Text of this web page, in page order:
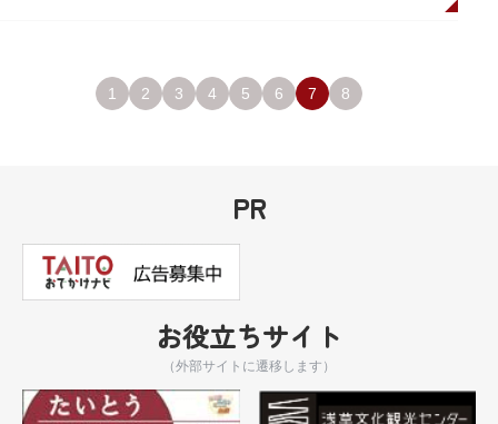
1 2 3 4 5 6 7 8
PR
お役立ちサイト
（外部サイトに遷移します）